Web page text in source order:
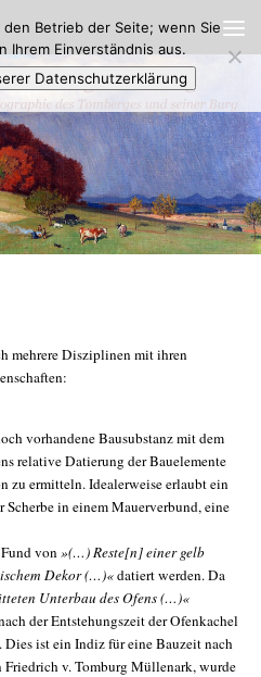
mehrere Disziplinen mit ihren
vorhandene Bausubstanz mit dem
relative Datierung der Bauelemente
zu ermitteln. Idealerweise erlaubt ein
in einem Mauerverbund, eine
von »(…) Reste[n] einer gelb
Dekor (…)«datiert werden. Da
Unterbau des Ofens (…)«
der Entstehungszeit der Ofenkachel
Dies ist ein Indiz für eine Bauzeit nach
Friedrich v. Tomburg Müllenark, wurde
Betrieb der Seite; wenn Sie
Ihrem Einverständnis aus.
Datenschutzerklärung